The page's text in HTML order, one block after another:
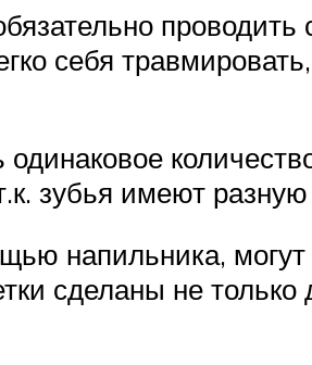
проводить
себя
зубья имеют
напильника,
сделаны не только